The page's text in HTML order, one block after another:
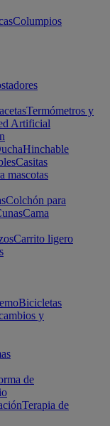
Columpios
Termómetros y
Artificial
Hinchable
Casitas
mascotas
Colchón para
Cama
Carrito ligero
Bicicletas
y
de
Terapia de